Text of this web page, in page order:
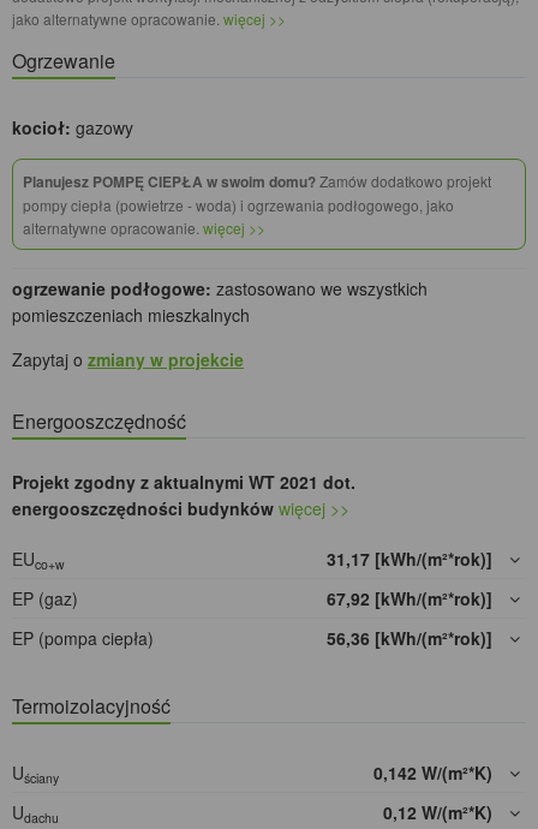
jako alternatywne opracowanie. więcej >>
Ogrzewanie
kocioł: gazowy
Planujesz POMPĘ CIEPŁA w swoim domu?Zamów dodatkowo projekt
pompy ciepła (powietrze - woda) i ogrzewania podłogowego, jako
alternatywne opracowanie. więcej >>
ogrzewanie podłogowe: zastosowano we wszystkich
pomieszczeniach mieszkalnych
Zapytaj o zmiany w projekcie
Energooszczędność
Projekt zgodny z aktualnymi WT 2021 dot.
energooszczędności budynków więcej >>
EUco+w
31,17 [kWh/(m²*rok)]
EP (gaz)
67,92 [kWh/(m²*rok)]
EP (pompa ciepła)
56,36 [kWh/(m²*rok)]
Termoizolacyjność
Uściany
0,142 W/(m²*K)
Udachu
0,12 W/(m²*K)